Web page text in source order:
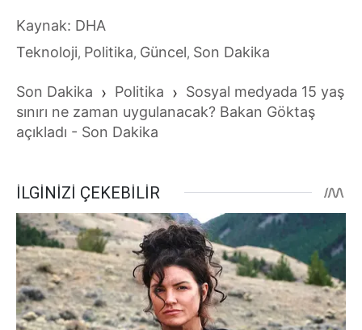
Kaynak: DHA
Teknoloji, Politika, Güncel, Son Dakika
Son Dakika › Politika › Sosyal medyada 15 yaş
sınırı ne zaman uygulanacak? Bakan Göktaş
açıkladı - Son Dakika